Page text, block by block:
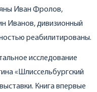
Иван Фролов,
Иванов, дивизионный
реабилитированы.
исследование
«Шлиссельбургский
Книга впервые